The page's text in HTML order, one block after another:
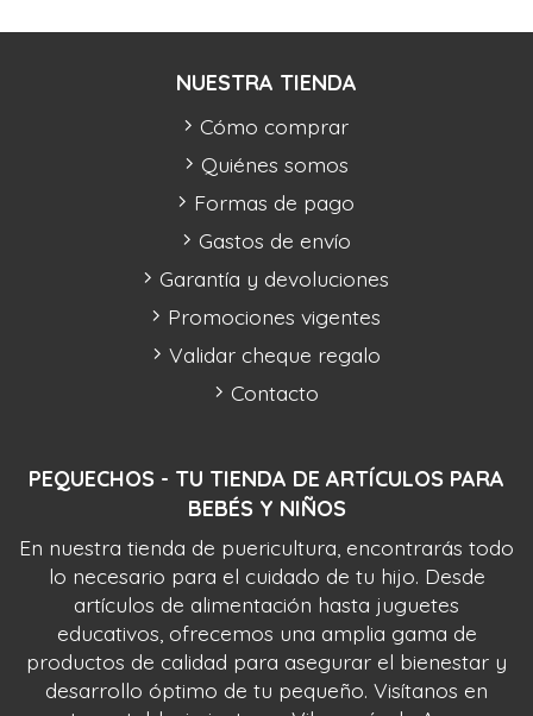
PEQUECHOS - TU TIENDA DE ARTÍCULOS PARA
BEBÉS Y NIÑOS
En nuestra tienda de puericultura, encontrarás todo
lo necesario para el cuidado de tu hijo. Desde
artículos de alimentación hasta juguetes
educativos, ofrecemos una amplia gama de
productos de calidad para asegurar el bienestar y
desarrollo óptimo de tu pequeño. Visítanos en
NUESTRA TIENDA
Cómo comprar
Quiénes somos
Formas de pago
Gastos de envío
Garantía y devoluciones
Promociones vigentes
Validar cheque regalo
Contacto